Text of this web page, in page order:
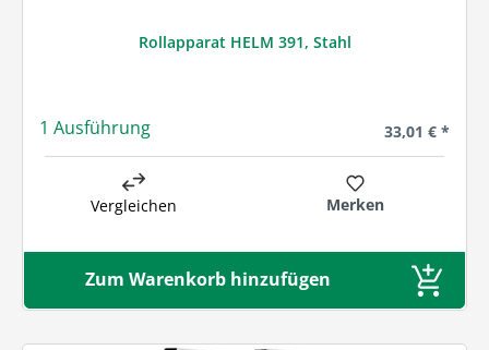
Rollapparat HELM 391, Stahl
1 Ausführung Regulärer
33,01 € *
Vergleichen Merken
Zum Warenkorb hinzufügen